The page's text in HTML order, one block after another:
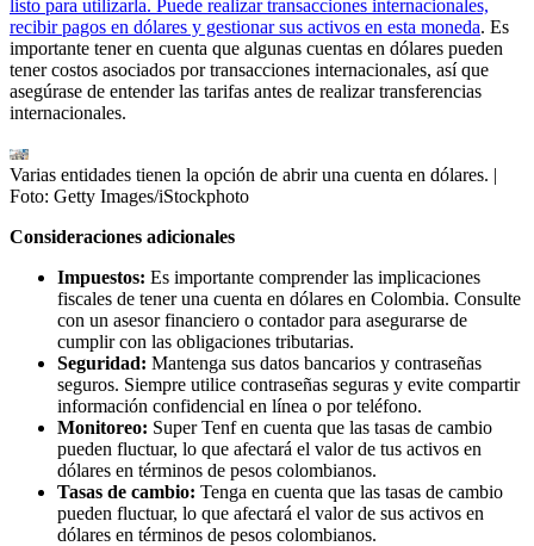
listo para utilizarla. Puede realizar transacciones internacionales,
recibir pagos en dólares y gestionar sus activos en esta moneda. Es
importante tener en cuenta que algunas cuentas en dólares pueden
tener costos asociados por transacciones internacionales, así que
asegúrase de entender las tarifas antes de realizar transferencias
internacionales.
Varias entidades tienen la opción de abrir una cuenta en dólares. |
Foto: Getty Images/iStockphoto
Consideraciones adicionales
Impuestos: Es importante comprender las implicaciones
fiscales de tener una cuenta en dólares en Colombia. Consulte
con un asesor financiero o contador para asegurarse de
cumplir con las obligaciones tributarias.
Seguridad: Mantenga sus datos bancarios y contraseñas
seguros. Siempre utilice contraseñas seguras y evite compartir
información confidencial en línea o por teléfono.
Monitoreo: Super Tenf en cuenta que las tasas de cambio
pueden fluctuar, lo que afectará el valor de tus activos en
dólares en términos de pesos colombianos.
Tasas de cambio: Tenga en cuenta que las tasas de cambio
pueden fluctuar, lo que afectará el valor de sus activos en
dólares en términos de pesos colombianos.